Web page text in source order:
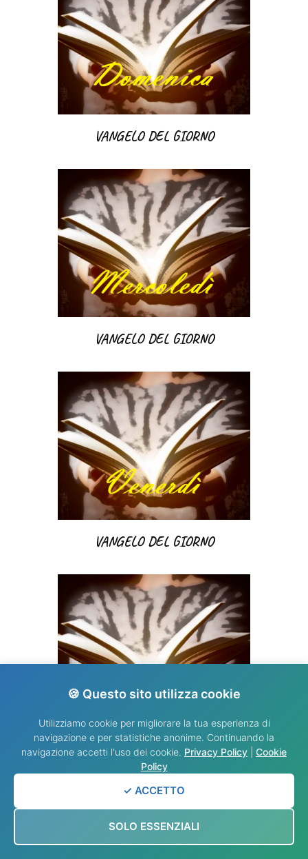
VANGELO DEL GIORNO
VANGELO DEL GIORNO
VANGELO DEL GIORNO
VANGELO DEL GIORNO
🍪 Questo sito utilizza cookie
Utilizziamo cookie per migliorare la tua esperienza di
navigazione e per statistiche anonime. Continuando la
navigazione accetti l'uso dei cookie. Privacy Policy
Cookie
Policy
✓ ACCETTO
SOLO ESSENZIALI